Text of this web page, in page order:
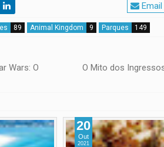
Email
89 Animal Kingdom 9 Parques 149
Wars: O
O Mito dos
20
Out
2021